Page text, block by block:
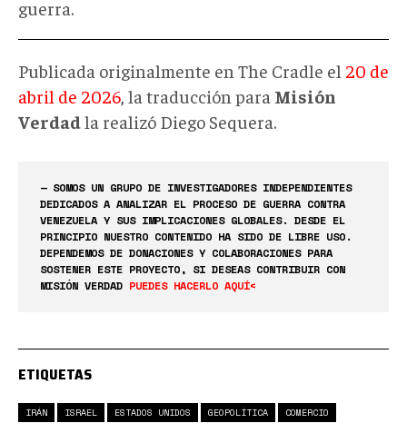
guerra.
Publicada originalmente en The Cradle el 20 de
abril de 2026, la traducción para Misión
Verdadla realizó Diego Sequera.
— SOMOS UN GRUPO DE INVESTIGADORES INDEPENDIENTES
DEDICADOS A ANALIZAR EL PROCESO DE GUERRA CONTRA
VENEZUELA Y SUS IMPLICACIONES GLOBALES. DESDE EL
PRINCIPIO NUESTRO CONTENIDO HA SIDO DE LIBRE USO.
DEPENDEMOS DE DONACIONES Y COLABORACIONES PARA
SOSTENER ESTE PROYECTO, SI DESEAS CONTRIBUIR CON
MISIÓN VERDAD PUEDES HACERLO AQUÍ<
ETIQUETAS
IRÁN ISRAEL ESTADOS UNIDOS GEOPOLÍTICA COMERCIO